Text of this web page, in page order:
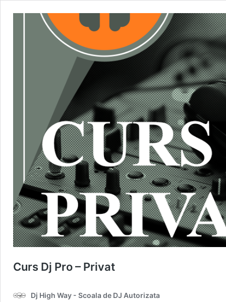
Curs Dj Pro – Privat
Dj High Way - Scoala de DJ Autorizata